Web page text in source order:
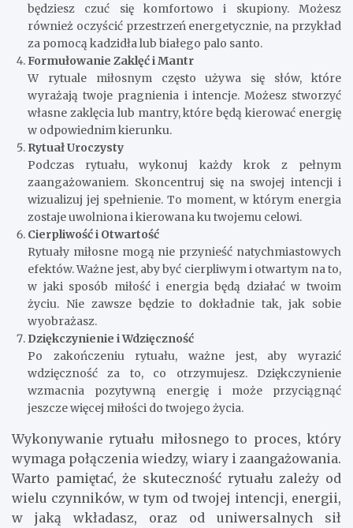
będziesz czuć się komfortowo i skupiony. Możesz
również oczyścić przestrzeń energetycznie, na przykład
za pomocą kadzidła lub białego palo santo.
Formułowanie Zaklęć i Mantr
W rytuale miłosnym często używa się słów, które
wyrażają twoje pragnienia i intencje. Możesz stworzyć
własne zaklęcia lub mantry, które będą kierować energię
w odpowiednim kierunku.
Rytuał Uroczysty
Podczas rytuału, wykonuj każdy krok z pełnym
zaangażowaniem. Skoncentruj się na swojej intencji i
wizualizuj jej spełnienie. To moment, w którym energia
zostaje uwolniona i kierowana ku twojemu celowi.
Cierpliwość i Otwartość
Rytuały miłosne mogą nie przynieść natychmiastowych
efektów. Ważne jest, aby być cierpliwym i otwartym na to,
w jaki sposób miłość i energia będą działać w twoim
życiu. Nie zawsze będzie to dokładnie tak, jak sobie
wyobrażasz.
Dziękczynienie i Wdzięczność
Po zakończeniu rytuału, ważne jest, aby wyrazić
wdzięczność za to, co otrzymujesz. Dziękczynienie
wzmacnia pozytywną energię i może przyciągnąć
jeszcze więcej miłości do twojego życia.
Wykonywanie rytuału miłosnego to proces, który
wymaga połączenia wiedzy, wiary i zaangażowania.
Warto pamiętać, że skuteczność rytuału zależy od
wielu czynników, w tym od twojej intencji, energii,
w jaką wkładasz, oraz od uniwersalnych sił